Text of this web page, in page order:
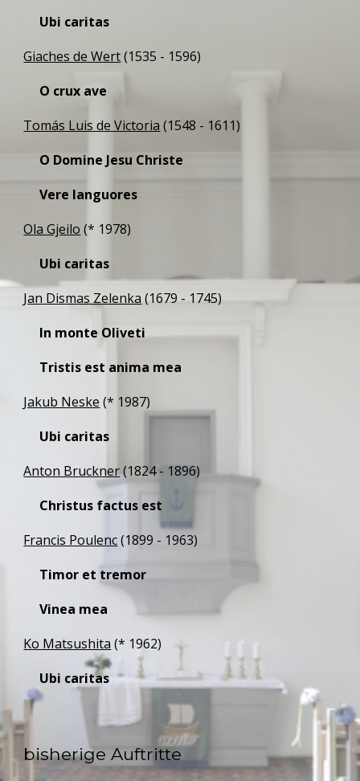
Ubi caritas
Giaches de Wert (1535 - 1596)
O crux ave
Tomás Luis de Victoria (1548 - 1611)
O Domine Jesu Christe
Vere languores
Ola Gjeilo (* 1978)
Ubi caritas
Jan Dismas Zelenka (1679 - 1745)
In monte Oliveti
Tristis est anima mea
Jakub Neske (* 1987)
Ubi caritas
Anton Bruckner (1824 - 1896)
Christus factus est
Francis Poulenc (1899 - 1963)
Timor et tremor
Vinea mea
Ko Matsushita (* 1962)
Ubi caritas
bisherige Auftritte